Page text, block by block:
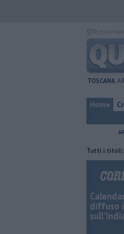
TOSCANA
Home
Tutti i titoli:
Nascosta in un bar per
diffuso